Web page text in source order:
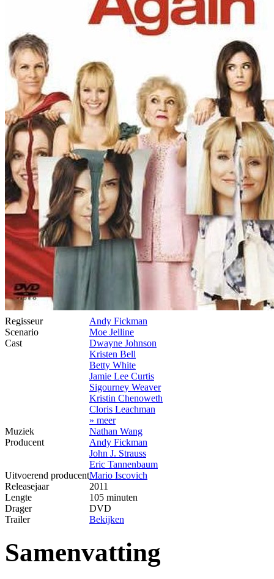
Regisseur
Andy Fickman
Scenario
Moe Jelline
Cast
Dwayne Johnson
Kristen Bell
Betty White
Jamie Lee Curtis
Sigourney Weaver
Kristin Chenoweth
Cloris Leachman
» meer
Muziek
Nathan Wang
Producent
Andy Fickman
John J. Strauss
Eric Tannenbaum
Uitvoerend producentMario Iscovich
Releasejaar
2011
Lengte
105 minuten
Drager
DVD
Trailer
Bekijken
Samenvatting